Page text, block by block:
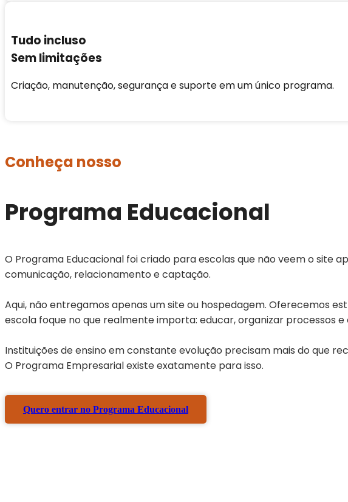
Tudo incluso
Sem limitações
Criação, manutenção, segurança e suporte em um único programa.
Conheça nosso
Programa Educacional
O Programa Educacional foi criado para escolas que não veem o site
comunicação, relacionamento e captação.
Aqui, não entregamos apenas um site ou hospedagem. Oferecemos
escola foque no que realmente importa: educar, organizar processos
Instituições de ensino em constante evolução precisam mais do que
O Programa Empresarial existe exatamente para isso.
Quero entrar no Programa Educacional